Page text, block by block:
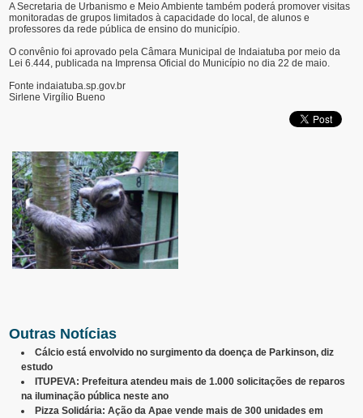
A Secretaria de Urbanismo e Meio Ambiente também poderá promover visitas
monitoradas de grupos limitados à capacidade do local, de alunos e
professores da rede pública de ensino do município.
O convênio foi aprovado pela Câmara Municipal de Indaiatuba por meio da
Lei 6.444, publicada na Imprensa Oficial do Município no dia 22 de maio.
Fonte indaiatuba.sp.gov.br
Sirlene Virgílio Bueno
Outras Notícias
Cálcio está envolvido no surgimento da doença de Parkinson, diz
estudo
ITUPEVA: Prefeitura atendeu mais de 1.000 solicitações de reparos
na iluminação pública neste ano
Pizza Solidária: Ação da Apae vende mais de 300 unidades em